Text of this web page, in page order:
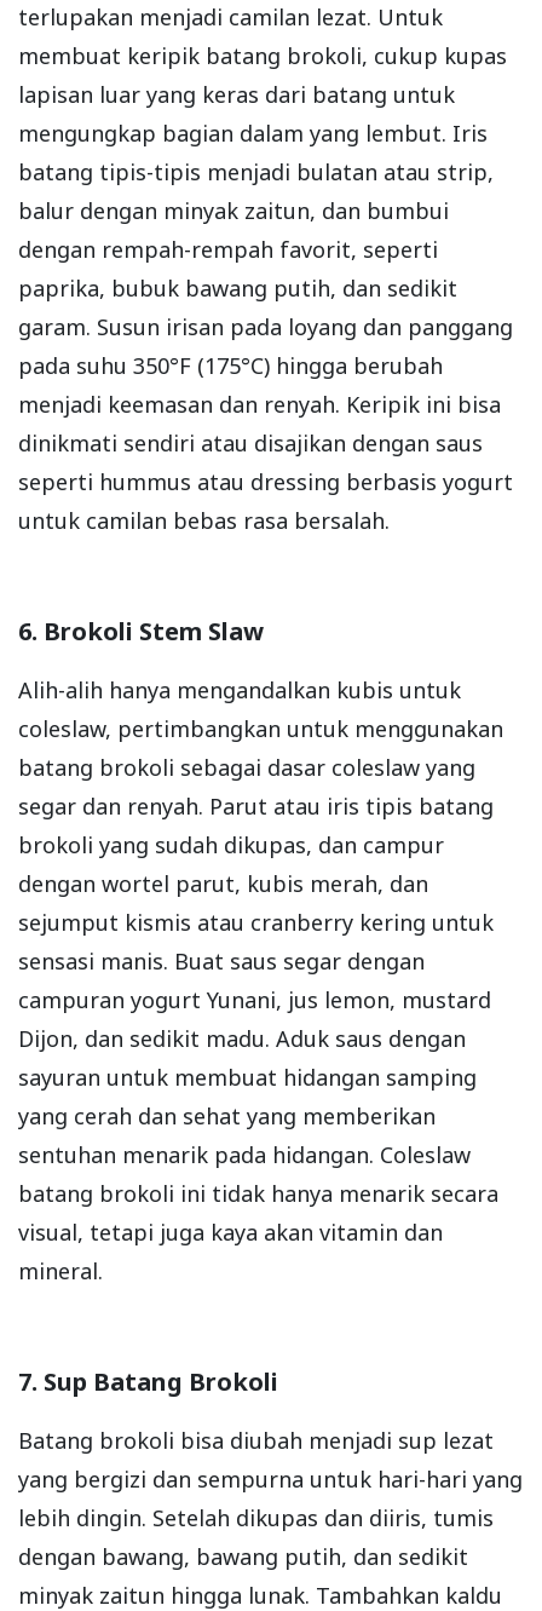
terlupakan menjadi camilan lezat. Untuk
membuat keripik batang brokoli, cukup kupas
lapisan luar yang keras dari batang untuk
mengungkap bagian dalam yang lembut. Iris
batang tipis-tipis menjadi bulatan atau strip,
balur dengan minyak zaitun, dan bumbui
dengan rempah-rempah favorit, seperti
paprika, bubuk bawang putih, dan sedikit
garam. Susun irisan pada loyang dan panggang
pada suhu 350°F (175°C) hingga berubah
menjadi keemasan dan renyah. Keripik ini bisa
dinikmati sendiri atau disajikan dengan saus
seperti hummus atau dressing berbasis yogurt
untuk camilan bebas rasa bersalah.
6. Brokoli Stem Slaw
Alih-alih hanya mengandalkan kubis untuk
coleslaw, pertimbangkan untuk menggunakan
batang brokoli sebagai dasar coleslaw yang
segar dan renyah. Parut atau iris tipis batang
brokoli yang sudah dikupas, dan campur
dengan wortel parut, kubis merah, dan
sejumput kismis atau cranberry kering untuk
sensasi manis. Buat saus segar dengan
campuran yogurt Yunani, jus lemon, mustard
Dijon, dan sedikit madu. Aduk saus dengan
sayuran untuk membuat hidangan samping
yang cerah dan sehat yang memberikan
sentuhan menarik pada hidangan. Coleslaw
batang brokoli ini tidak hanya menarik secara
visual, tetapi juga kaya akan vitamin dan
mineral.
7. Sup Batang Brokoli
Batang brokoli bisa diubah menjadi sup lezat
yang bergizi dan sempurna untuk hari-hari yang
lebih dingin. Setelah dikupas dan diiris, tumis
dengan bawang, bawang putih, dan sedikit
minyak zaitun hingga lunak. Tambahkan kaldu